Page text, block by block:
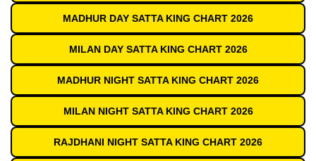
MADHUR DAY SATTA KING CHART 2026
MILAN DAY SATTA KING CHART 2026
MADHUR NIGHT SATTA KING CHART 2026
MILAN NIGHT SATTA KING CHART 2026
RAJDHANI NIGHT SATTA KING CHART 2026